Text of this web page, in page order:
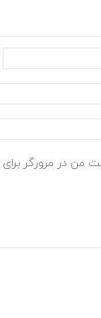
من در مرورگر